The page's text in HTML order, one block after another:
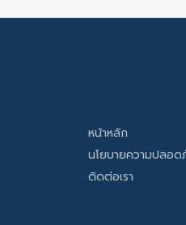
หน้าหลัก
นโยบายความปลอด
ติดต่อเรา